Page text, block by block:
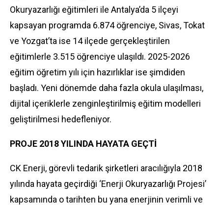
Okuryazarlığı eğitimleri ile Antalya’da 5 ilçeyi
kapsayan programda 6.874 öğrenciye, Sivas, Tokat
ve Yozgat’ta ise 14 ilçede gerçekleştirilen
eğitimlerle 3.515 öğrenciye ulaşıldı. 2025-2026
eğitim öğretim yılı için hazırlıklar ise şimdiden
başladı. Yeni dönemde daha fazla okula ulaşılması,
dijital içeriklerle zenginleştirilmiş eğitim modelleri
geliştirilmesi hedefleniyor.
PROJE 2018 YILINDA HAYATA GEÇTİ
CK Enerji, görevli tedarik şirketleri aracılığıyla 2018
yılında hayata geçirdiği ‘Enerji Okuryazarlığı Projesi’
kapsamında o tarihten bu yana enerjinin verimli ve